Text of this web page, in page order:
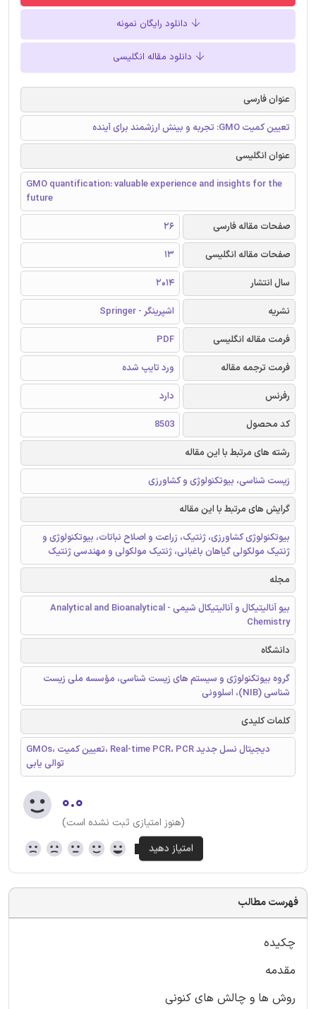
دانلود رایگان نمونه
دانلود مقاله انگلیسی
عنوان فارسی
تعیین کمیت GMO: تجربه و بینش ارزشمند برای آینده
عنوان انگلیسی
GMO quantification: valuable experience and insights for the
future
صفحات مقاله فارسی
26
صفحات مقاله انگلیسی
13
سال انتشار
2014
نشریه
اشپرینگر - Springer
فرمت مقاله انگلیسی
PDF
فرمت ترجمه مقاله
ورد تایپ شده
رفرنس
دارد
کد محصول
8503
رشته های مرتبط با این مقاله
زیست شناسی، بیوتکنولوژی و کشاورزی
گرایش های مرتبط با این مقاله
بیوتکنولوژی کشاورزی، ژنتیک، زراعت و اصلاح نباتات، بیوتکنولوژی و
ژنتیک مولکولی گیاهان باغبانی، ژنتیک مولکولی و مهندسی ژنتیک
مجله
بیو آنالیتیکال و آنالیتیکال شیمی - Analytical and Bioanalytical
Chemistry
دانشگاه
گروه بیوتکنولوژی و سیستم های زیست شناسی، مؤسسه ملی زیست
شناسی (NIB)، اسلوونی
کلمات کلیدی
GMOs، تعیین کمیت، Real-time PCR، PCR دیجیتال نسل جدید
توالی یابی
۰.۰
(هنوز امتیازی ثبت نشده است)
فهرست مطالب
چکیده
مقدمه
روش ها و چالش های کنونی